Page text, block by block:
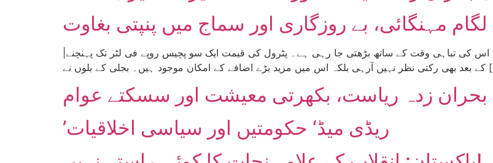
لگام مہنگائی، بے روزگاری اور سماج میں پنپتی بغاوت
کے بلوں نے […]
بحران زدہ ریاست، بکھرتی معیشت اور سسکتے عوام
’ریڈی میڈ‘ حکومتیں اور سیاسی اخلاقیات